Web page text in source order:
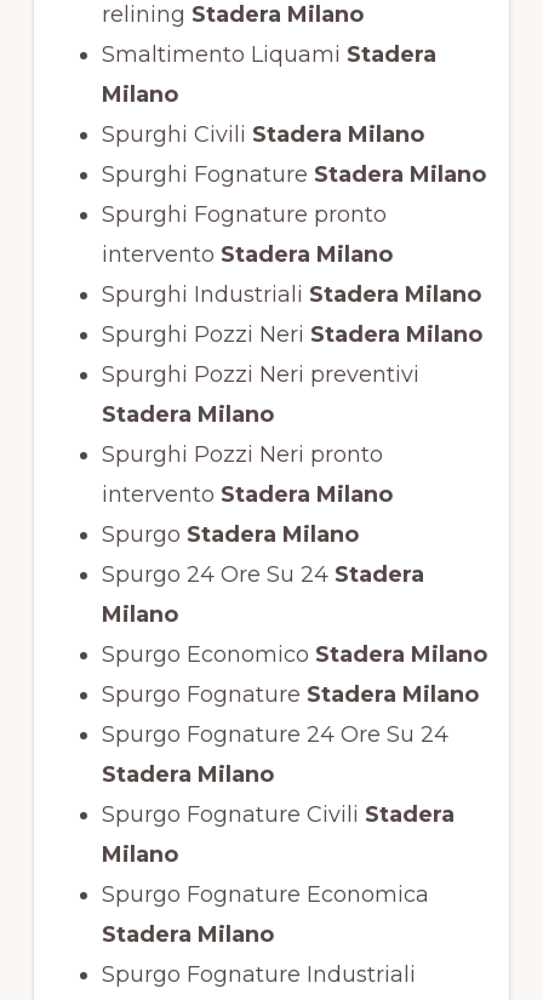
relining Stadera Milano
Smaltimento Liquami Stadera
Milano
Spurghi Civili Stadera Milano
Spurghi Fognature Stadera Milano
Spurghi Fognature pronto
intervento Stadera Milano
Spurghi Industriali Stadera Milano
Spurghi Pozzi Neri Stadera Milano
Spurghi Pozzi Neri preventivi
Stadera Milano
Spurghi Pozzi Neri pronto
intervento Stadera Milano
Spurgo Stadera Milano
Spurgo 24 Ore Su 24Stadera
Milano
Spurgo Economico Stadera Milano
Spurgo Fognature Stadera Milano
Spurgo Fognature 24 Ore Su 24
Stadera Milano
Spurgo Fognature Civili Stadera
Milano
Spurgo Fognature Economica
Stadera Milano
Spurgo Fognature Industriali